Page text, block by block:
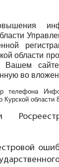
области
Вашем
во
телефона
Курской области